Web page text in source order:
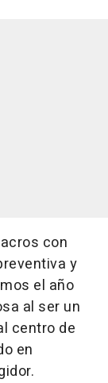
con
y
el año
al ser un
centro de
en